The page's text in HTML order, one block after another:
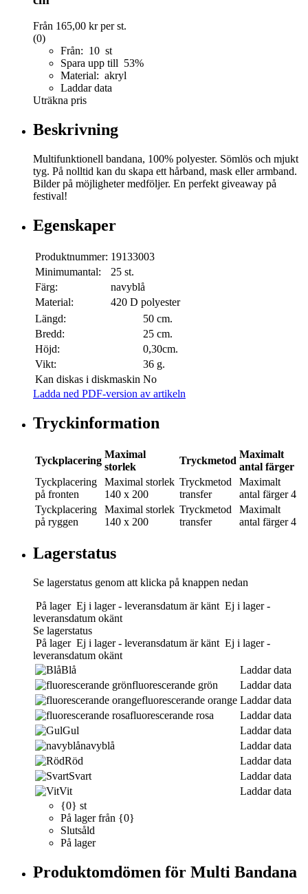
Från 165,00 krper st.
(0)
Från: 10 st
Spara upp till 53%
Material: akryl
Laddar data
Uträkna pris
Beskrivning
Multifunktionell bandana, 100% polyester. Sömlös och mjukt
tyg. På nolltid kan du skapa ett hårband, mask eller armband.
Bilder på möjligheter medföljer. En perfekt giveaway på
festival!
Egenskaper
Produktnummer: 19133003
Minimumantal:
25 st.
Färg:
navyblå
Material:
420 D polyester
Längd:
50 cm.
Bredd:
25 cm.
Höjd:
0,30cm.
Vikt:
36 g.
Kan diskas i diskmaskin No
Ladda ned PDF-version av artikeln
Tryckinformation
Tyckplacering
Maximal
storlek
Tryckmetod
Maximalt
antal färger
Tyckplacering
på fronten
Maximal storlek
140 x 200
Tryckmetod
transfer
Maximalt
antal färger 4
Tyckplacering
på ryggen
Maximal storlek
140 x 200
Tryckmetod
transfer
Maximalt
antal färger 4
Lagerstatus
Se lagerstatus genom att klicka på knappen nedan
På lager Ej i lager - leveransdatum är känt Ej i lager -
leveransdatum okänt
Se lagerstatus
På lager Ej i lager - leveransdatum är känt Ej i lager -
leveransdatum okänt
Blå
Laddar data
fluorescerande grön
Laddar data
fluorescerande orange Laddar data
fluorescerande rosa
Laddar data
Gul
Laddar data
navyblå
Laddar data
Röd
Laddar data
Svart
Laddar data
Vit
Laddar data
{0} st
På lager från {0}
Slutsåld
På lager
Produktomdömen för Multi Bandana